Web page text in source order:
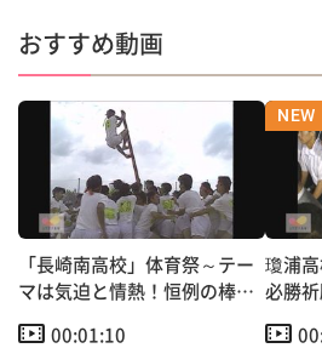
c
e
b
o
o
k
e
l
おすすめ動画
「長崎南高校」体育祭～テー
マは気迫と情熱！恒例の棒倒
00:01:10
瓊浦
必勝